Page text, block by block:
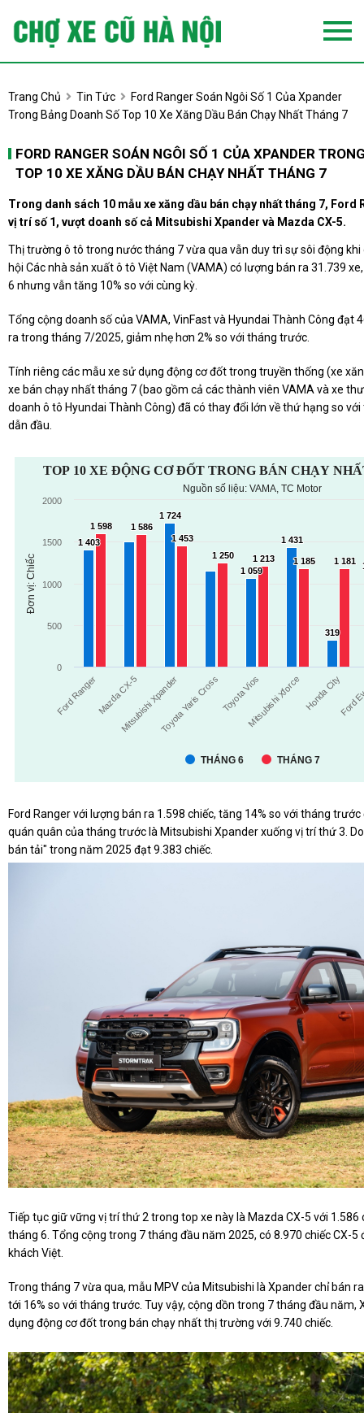
Trang Chủ Tin Tức
Ford Ranger Soán Ngôi Số 1 Của Xpander
Trong Bảng Doanh Số Top 10 Xe Xăng Dầu Bán Chạy Nhất Tháng 7
FORD RANGER SOÁN NGÔI SỐ 1 CỦA XPANDER
TOP 10 XE XĂNG DẦU BÁN CHẠY NHẤT THÁNG 7
Trong danh sách 10 mẫu xe xăng dầu bán chạy nhất tháng 7, Ford
vị trí số 1, vượt doanh số cả Mitsubishi Xpander và Mazda CX-5.
Thị trường ô tô trong nước tháng 7 vừa qua vẫn duy trì sự sôi động khi
hội Các nhà sản xuất ô tô Việt Nam (VAMA) có lượng bán ra 31.739
6 nhưng vẫn tăng 10% so với cùng kỳ.
Tổng cộng doanh số của VAMA, VinFast và Hyundai Thành Công đạt
ra trong tháng 7/2025, giảm nhẹ hơn 2% so với tháng trước.
Tính riêng các mẫu xe sử dụng động cơ đốt trong truyền thống (xe
xe bán chạy nhất tháng 7 (bao gồm cả các thành viên VAMA và xe
doanh ô tô Hyundai Thành Công) đã có thay đổi lớn về thứ hạng so
dẫn đầu.
Ford Ranger với lượng bán ra 1.598 chiếc, tăng 14% so với tháng
quán quân của tháng trước là Mitsubishi Xpander xuống vị trí thứ 3.
bán tải" trong năm 2025 đạt 9.383 chiếc.
Tiếp tục giữ vững vị trí thứ 2 trong top xe này là Mazda CX-5 với 1.586
tháng 6. Tổng cộng trong 7 tháng đầu năm 2025, có 8.970 chiếc CX-5
khách Việt.
Trong tháng 7 vừa qua, mẫu MPV của Mitsubishi là Xpander chỉ bán
tới 16% so với tháng trước. Tuy vậy, cộng dồn trong 7 tháng đầu năm,
dụng động cơ đốt trong bán chạy nhất thị trường với 9.740 chiếc.